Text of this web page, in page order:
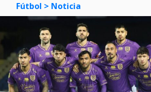
Fútbol > Noticia